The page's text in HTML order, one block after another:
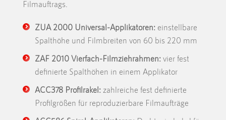
Filmauftrags.
ZUA 2000 Universal-Applikatoren: einstellbare
Spalthöhe und Filmbreiten von 60 bis 220 mm
ZAF 2010 Vierfach-Filmziehrahmen: vier fest
definierte Spalthöhen in einem Applikator
ACC378 Profilrakel: zahlreiche fest definierte
Profilgrößen für reproduzierbare Filmaufträge